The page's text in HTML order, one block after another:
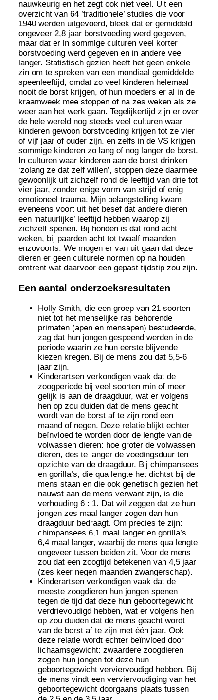
nauwkeurig en het zegt ook niet veel. Uit een
overzicht van 64 ’traditionele’ studies die voor
1940 werden uitgevoerd, bleek dat er gemiddeld
ongeveer 2,8 jaar borstvoeding werd gegeven,
maar dat er in sommige culturen veel korter
borstvoeding werd gegeven en in andere veel
langer. Statistisch gezien heeft het geen enkele
zin om te spreken van een mondiaal gemiddelde
speenleeftijd, omdat zo veel kinderen helemaal
nooit de borst krijgen, of hun moeders er al in de
kraamweek mee stoppen of na zes weken als ze
weer aan het werk gaan. Tegelijkertijd zijn er over
de hele wereld nog steeds veel culturen waar
kinderen gewoon borstvoeding krijgen tot ze vier
of vijf jaar of ouder zijn, en zelfs in de VS krijgen
sommige kinderen zo lang of nog langer de borst.
In culturen waar kinderen aan de borst drinken
‘zolang ze dat zelf willen’, stoppen deze daarmee
gewoonlijk uit zichzelf rond de leeftijd van drie tot
vier jaar, zonder enige vorm van strijd of enig
emotioneel trauma. Mijn belangstelling kwam
eveneens voort uit het besef dat andere dieren
een ‘natuurlijke’ leeftijd hebben waarop zij
zichzelf spenen. Bij honden is dat rond acht
weken, bij paarden acht tot twaalf maanden
enzovoorts. We mogen er van uit gaan dat deze
dieren er geen culturele normen op na houden
omtrent wat daarvoor een gepast tijdstip zou zijn.
Een aantal onderzoeksresultaten
Holly Smith, die een groep van 21 soorten
niet tot het menselijke ras behorende
primaten (apen en mensapen) bestudeerde,
zag dat hun jongen gespeend werden in de
periode waarin ze hun eerste blijvende
kiezen kregen. Bij de mens zou dat 5,5-6
jaar zijn.
Kinderartsen verkondigen vaak dat de
zoogperiode bij veel soorten min of meer
gelijk is aan de draagduur, wat er volgens
hen op zou duiden dat de mens geacht
wordt van de borst af te zijn rond een
maand of negen. Deze relatie blijkt echter
beïnvloed te worden door de lengte van de
volwassen dieren: hoe groter de volwassen
dieren, des te langer de voedingsduur ten
opzichte van de draagduur. Bij chimpansees
en gorilla’s, die qua lengte het dichtst bij de
mens staan en die ook genetisch gezien het
nauwst aan de mens verwant zijn, is die
verhouding 6 : 1. Dat wil zeggen dat ze hun
jongen zes maal langer zogen dan hun
draagduur bedraagt. Om precies te zijn:
chimpansees 6,1 maal langer en gorilla’s
6,4 maal langer, waarbij de mens qua lengte
ongeveer tussen beiden zit. Voor de mens
zou dat een zoogtijd betekenen van 4,5 jaar
(zes keer negen maanden zwangerschap).
Kinderartsen verkondigen vaak dat de
meeste zoogdieren hun jongen spenen
tegen de tijd dat deze hun geboortegewicht
verdrievoudigd hebben, wat er volgens hen
op zou duiden dat de mens geacht wordt
van de borst af te zijn met één jaar. Ook
deze relatie wordt echter beïnvloed door
lichaamsgewicht: zwaardere zoogdieren
zogen hun jongen tot deze hun
geboortegewicht verviervoudigd hebben. Bij
de mens vindt een verviervoudiging van het
geboortegewicht doorgaans plaats tussen